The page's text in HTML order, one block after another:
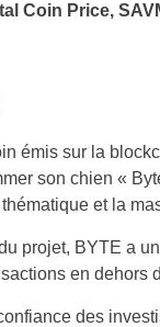
Coin Price,
émis sur la
son chien «
et la
projet, BYTE a
en dehors
des